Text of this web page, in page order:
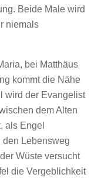
Beide Male wird
niemals
bei Matthäus
kommt die Nähe
wird der Evangelist
dem Alten
als Engel
Lebensweg
Wüste versucht
die Vergeblichkeit